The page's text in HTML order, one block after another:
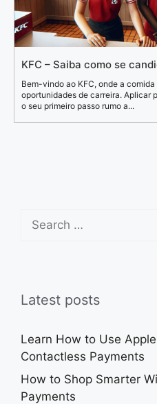
KFC – Saiba como se
Bem-vindo ao KFC, onde a
oportunidades de carreira. Aplicar
o seu primeiro passo rumo a...
for:
Latest posts
Learn How to Use
Contactless Payments
How to Shop Smarter
Payments